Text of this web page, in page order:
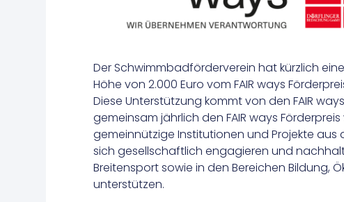
Der Schwimmbadförderverein hat kürzlich
Höhe von 2.000 Euro vom FAIR ways
Diese Unterstützung kommt von den FAIR
gemeinsam jährlich den FAIR ways
gemeinnützige Institutionen und Projekte aus
sich gesellschaftlich engagieren und
Breitensport sowie in den Bereichen Bildung,
unterstützen.